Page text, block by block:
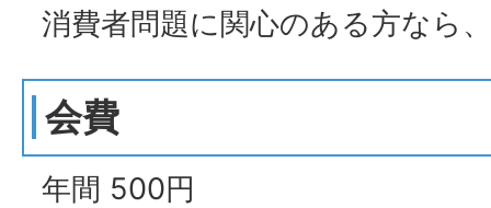
消費者問題に関心のある方なら
会費
年間 500円